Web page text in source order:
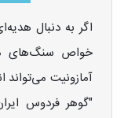
اگر به دنبال
خواص سنگ‌های
آمازونیت
"گوهر فردوس